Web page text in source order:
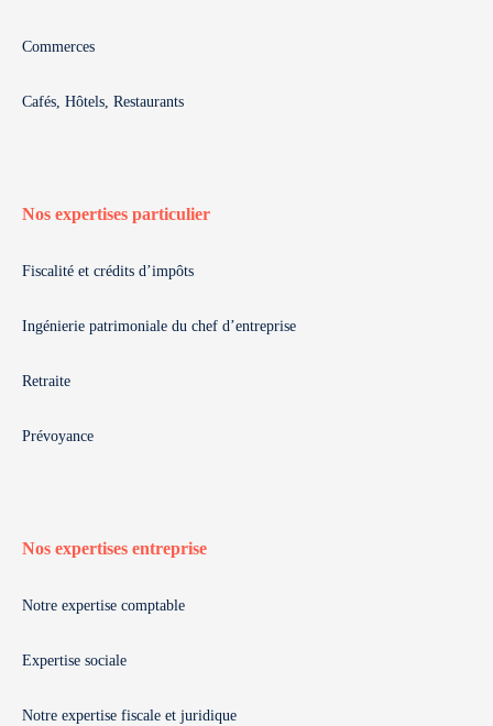
Commerces
Cafés, Hôtels, Restaurants
Nos expertises particulier
Fiscalité et crédits d’impôts
Ingénierie patrimoniale du chef d’entreprise
Retraite
Prévoyance
Nos expertises entreprise
Notre expertise comptable
Expertise sociale
Notre expertise fiscale et juridique